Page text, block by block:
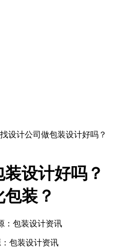
设计公司做包装设计好吗？
设计好吗？
装？
：包装设计资讯
包装设计资讯